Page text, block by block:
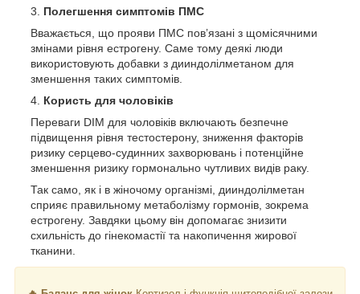
Полегшення симптомів ПМС
Вважається, що прояви ПМС пов’язані з щомісячними
змінами рівня естрогену. Саме тому деякі люди
використовують добавки з дииндолілметаном для
зменшення таких симптомів.
Користь для чоловіків
Переваги DIM для чоловіків включають безпечне
підвищення рівня тестостерону, зниження факторів
ризику серцево-судинних захворювань і потенційне
зменшення ризику гормонально чутливих видів раку.
Так само, як і в жіночому організмі, дииндолілметан
сприяє правильному метаболізму гормонів, зокрема
естрогену. Завдяки цьому він допомагає знизити
схильність до гінекомастії та накопичення жирової
тканини.